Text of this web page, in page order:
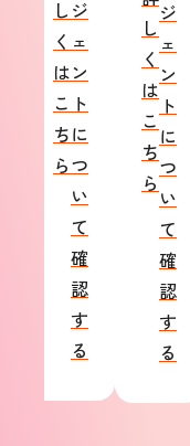
し
く
は
こ
ち
ら
ジ
ェ
ン
ト
に
つ
い
て
確
認
す
る
し
く
は
こ
ち
ら
ジ
ェ
ン
ト
に
つ
い
て
確
認
す
る